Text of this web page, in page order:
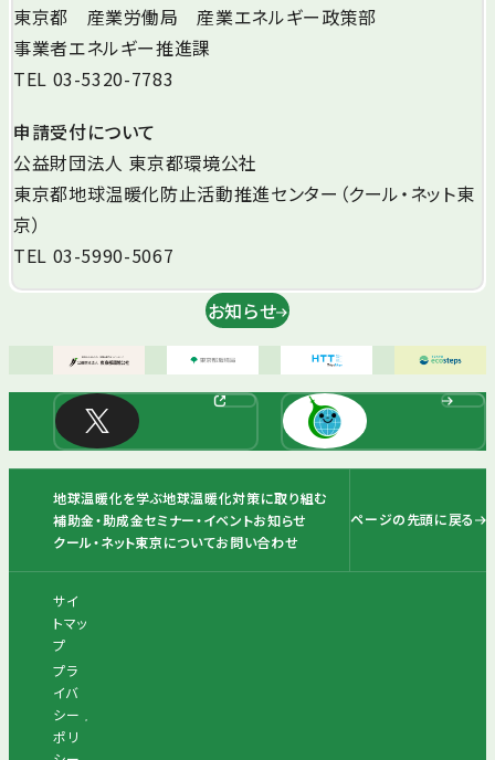
東京都 産業労働局 産業エネルギー政策部
事業者エネルギー推進課
TEL 03-5320-7783
申請受付について
公益財団法⼈ 東京都環境公社
東京都地球温暖化防止活動推進センター（クール・ネット東
京）
TEL 03-5990-5067
お知らせ
地球温暖化を学ぶ地球温暖化対策に取り組む
補助金・助成金セミナー・イベントお知らせ
クール・ネット東京についてお問い合わせ
ページの先頭に戻る
サイ
トマッ
プ
プラ
イバ
シー
ポリ